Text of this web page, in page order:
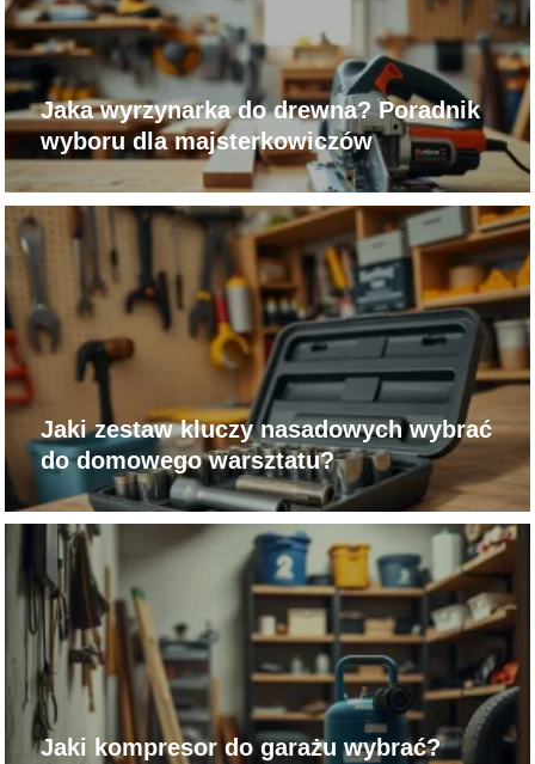
Jaka wyrzynarka do drewna? Poradnik
wyboru dla majsterkowiczów
Jaki zestaw kluczy nasadowych wybrać
do domowego warsztatu?
Jaki kompresor do garażu wybrać?